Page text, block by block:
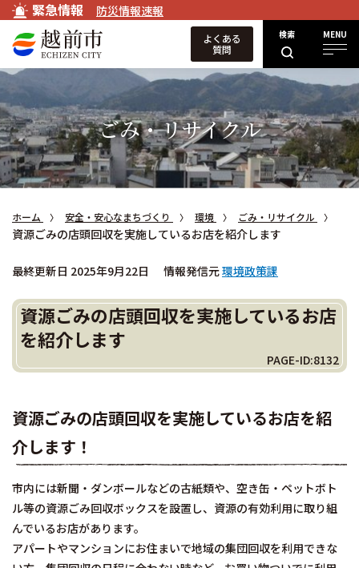
緊急情報 防災情報速報
検索 MENU
よくある
質問
ごみ・リサイクル
ホーム 安全・安心なまちづくり 環境 ごみ・リサイクル
資源ごみの店頭回収を実施しているお店を紹介します
最終更新日 2025年9月22日 情報発信元環境政策課
資源ごみの店頭回収を実施しているお店
を紹介します
PAGE-ID:8132
資源ごみの店頭回収を実施しているお店を紹
介します！
市内には新聞・ダンボールなどの古紙類や、空き缶・ペットボト
ル等の資源ごみ回収ボックスを設置し、資源の有効利用に取り組
んでいるお店があります。
アパートやマンションにお住まいで地域の集団回収を利用できな